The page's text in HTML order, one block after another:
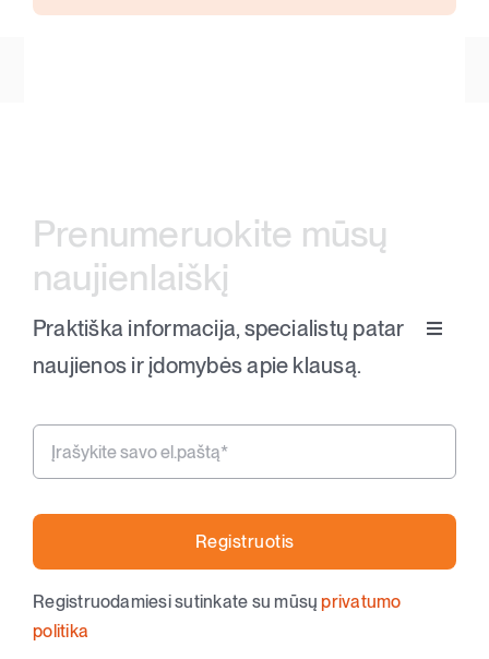
Toggle
Apie klausą
Kontaktai
Prenumeruokite mūsų
naujienlaiškį
Praktiška informacija, specialistų patarimai,
naujienos ir įdomybės apie klausą.
Registruotis
Registruodamiesi sutinkate su mūsųprivatumo
politika